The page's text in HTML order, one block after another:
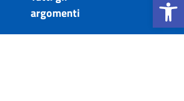
argomenti